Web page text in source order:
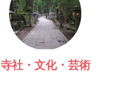
寺社・文化・芸術